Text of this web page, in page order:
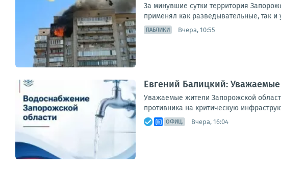
За минувшие сутки территория
применял как разведывательные, так
ПАБЛИКИ Вчера, 10:55
Евгений Балицкий:
Уважаемые жители Запорожской
противника на критическую
ОФИЦ. Вчера, 16:04